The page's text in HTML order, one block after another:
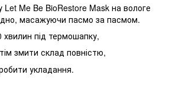
Let Me Be BioRestore Mask на вологе
масажуючи пасмо за пасмом.
хвилин під термошапку,
змити склад повністю,
укладання.